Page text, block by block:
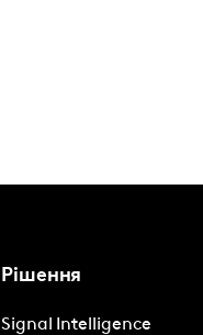
Рішення
Signal Intelligence